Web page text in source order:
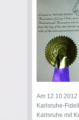
Am
Karlsruhe-
Karlsruhe mit